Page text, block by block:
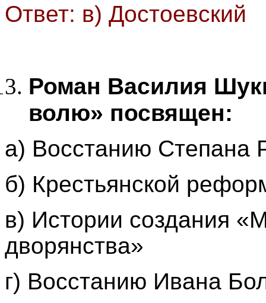
Ответ: в) Достоевский
Роман Василия
волю» посвящен:
a) Восстанию Степана
б) Крестьянской
в) Истории создания
дворянства»
г) Восстанию Ивана